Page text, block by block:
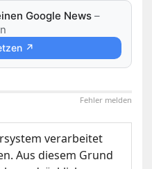
Google News –
↗
Fehler melden
verarbeitet
Aus diesem Grund